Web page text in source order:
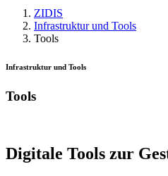
ZIDIS
Infrastruktur und Tools
Tools
Infrastruktur und Tools
Tools
Digitale Tools zur